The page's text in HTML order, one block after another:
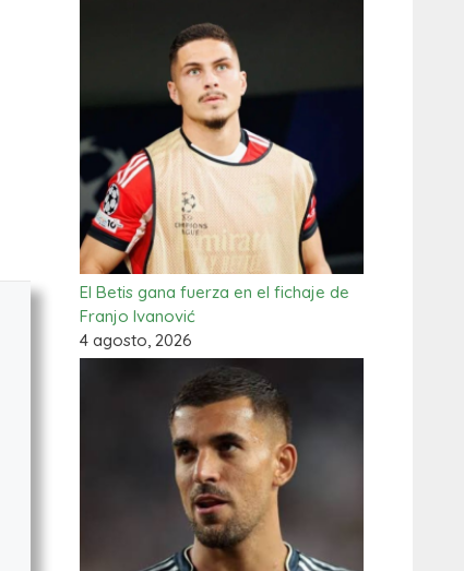
El Betis gana fuerza en el fichaje de
Franjo Ivanović
4 agosto, 2026